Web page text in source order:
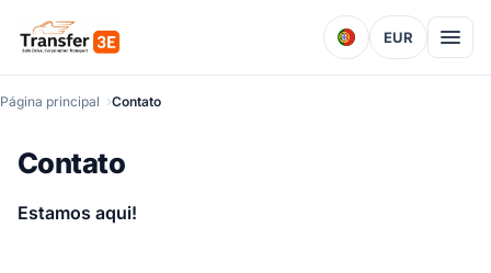
EUR
Página principal Contato
Contato
Estamos aqui!